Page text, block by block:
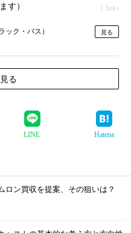
す） 1 links
ック・バス） 見る
る
LINE Hatena
ロン買収を提案、その狙いは？